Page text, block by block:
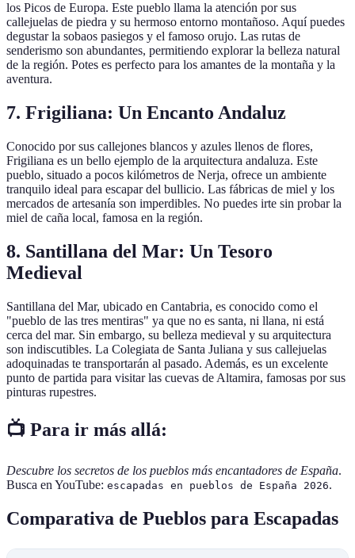
los Picos de Europa. Este pueblo llama la atención por sus
callejuelas de piedra y su hermoso entorno montañoso. Aquí puedes
degustar la sobaos pasiegos y el famoso orujo. Las rutas de
senderismo son abundantes, permitiendo explorar la belleza natural
de la región. Potes es perfecto para los amantes de la montaña y la
aventura.
7. Frigiliana: Un Encanto Andaluz
Conocido por sus callejones blancos y azules llenos de flores,
Frigiliana es un bello ejemplo de la arquitectura andaluza. Este
pueblo, situado a pocos kilómetros de Nerja, ofrece un ambiente
tranquilo ideal para escapar del bullicio. Las fábricas de miel y los
mercados de artesanía son imperdibles. No puedes irte sin probar la
miel de caña local, famosa en la región.
8. Santillana del Mar: Un Tesoro
Medieval
Santillana del Mar, ubicado en Cantabria, es conocido como el
"pueblo de las tres mentiras" ya que no es santa, ni llana, ni está
cerca del mar. Sin embargo, su belleza medieval y su arquitectura
son indiscutibles. La Colegiata de Santa Juliana y sus callejuelas
adoquinadas te transportarán al pasado. Además, es un excelente
punto de partida para visitar las cuevas de Altamira, famosas por sus
pinturas rupestres.
📺 Para ir más allá:
Descubre los secretos de los pueblos más encantadores de España.
Busca en YouTube: escapadas en pueblos de España 2026.
Comparativa de Pueblos para Escapadas